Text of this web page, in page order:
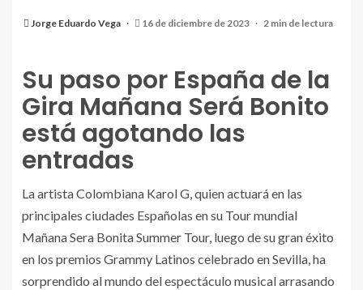
Jorge Eduardo Vega 16 de diciembre de 2023 2 min de lectura
Su paso por España de la
Gira Mañana Será Bonito
está agotando las
entradas
La artista Colombiana Karol G, quien actuará en las
principales ciudades Españolas en su Tour mundial
Mañana Sera Bonita Summer Tour, luego de su gran éxito
en los premios Grammy Latinos celebrado en Sevilla, ha
sorprendido al mundo del espectáculo musical arrasando